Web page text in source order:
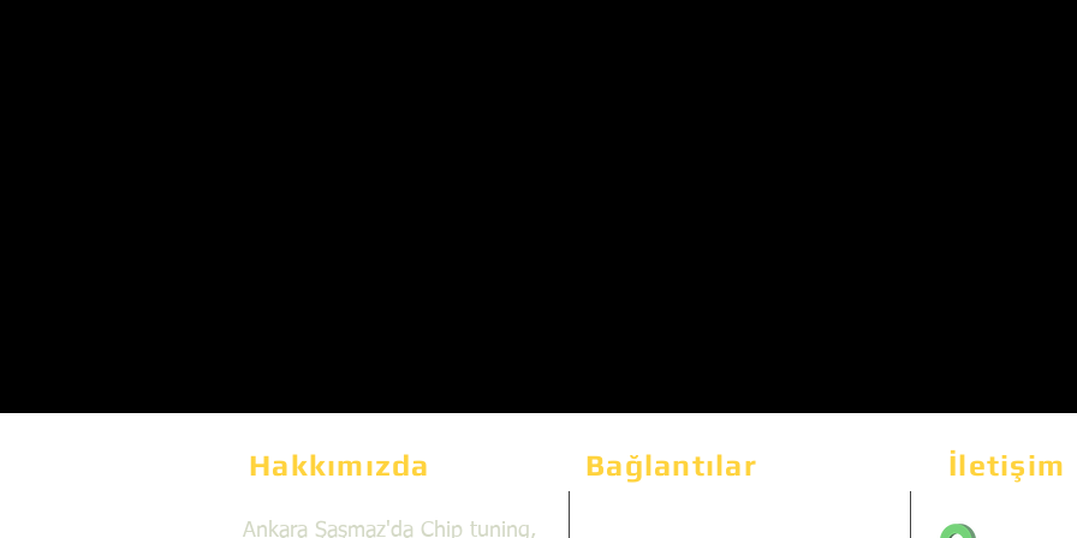
Hakkımızda Bağlantılar İletişim
Ankara Şaşmaz'da Chip tuning,